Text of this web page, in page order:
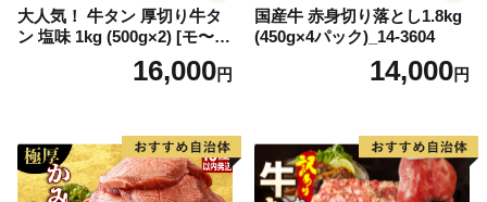
大人気！ 牛タン 厚切り牛タ
ン 塩味 1kg (500g×2) [モ〜ラ
ンド 宮城県 気仙沼市 205646
60] 肉 牛肉 精肉 牛たん 牛タ
厚切り タン
16,000円
国産牛 赤身切り落とし1.8kg
(450g×4パック)_14-3604
14,000円